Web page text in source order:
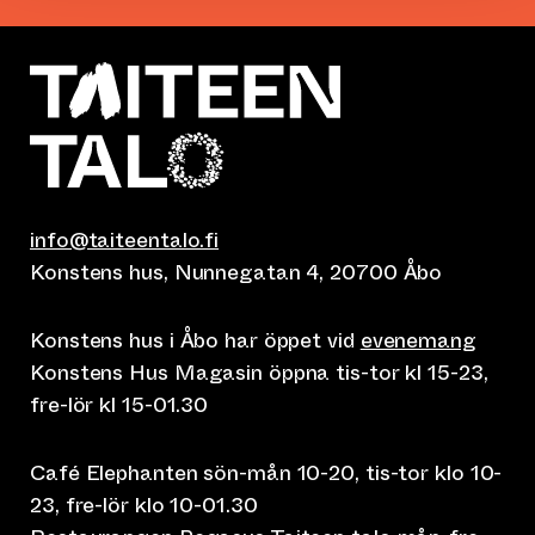
info@taiteentalo.fi
Konstens hus, Nunnegatan 4, 20700 Åbo
Konstens hus i Åbo har öppet vid evenemang
Konstens Hus Magasin öppna tis-tor kl 15-23,
fre-lör kl 15-01.30
Café Elephanten sön-mån 10-20, tis-tor klo 10-
23, fre-lör klo 10-01.30